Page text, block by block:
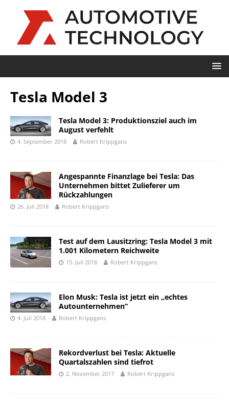
Tesla Model 3
Tesla Model 3: Produktionsziel auch im
August verfehlt
4. September 2018 Robert Krippgans
Angespannte Finanzlage bei Tesla: Das
Unternehmen bittet Zulieferer um
Rückzahlungen
26. Juli 2018 Robert Krippgans
Test auf dem Lausitzring: Tesla Model 3 mit
1.001 Kilometern Reichweite
15. Juli 2018 Robert Krippgans
Elon Musk: Tesla ist jetzt ein „echtes
Autounternehmen“
4. Juli 2018 Robert Krippgans
Rekordverlust bei Tesla: Aktuelle
Quartalszahlen sind tiefrot
2. November 2017 Robert Krippgans